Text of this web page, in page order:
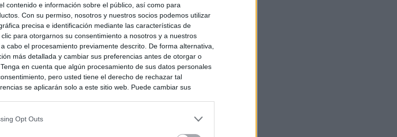
contenido e información sobre el público, así como para
Con su permiso, nosotros y nuestros socios podemos utilizar
precisa e identificación mediante las características de
para otorgarnos su consentimiento a nosotros y a nuestros
cabo el procesamiento previamente descrito. De forma alternativa,
más detallada y cambiar sus preferencias antes de otorgar o
en cuenta que algún procesamiento de sus datos personales
pero usted tiene el derecho de rechazar tal
se aplicarán solo a este sitio web. Puede cambiar sus
Opt Outs